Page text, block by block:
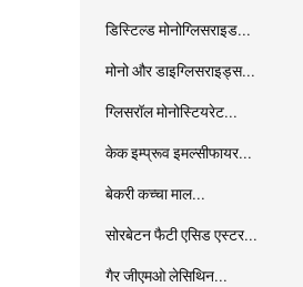
डिस्टिल्ड मोनोग्लिसराइड...
मोनो और डाइग्लिसराइड्स...
ग्लिसरॉल मोनोस्टियरेट...
केक इम्प्रूव इमल्सीफायर...
बेकरी कच्चा माल...
सोरबेटन फैटी एसिड एस्टर...
गैर जीएमओ लेसिथिन...